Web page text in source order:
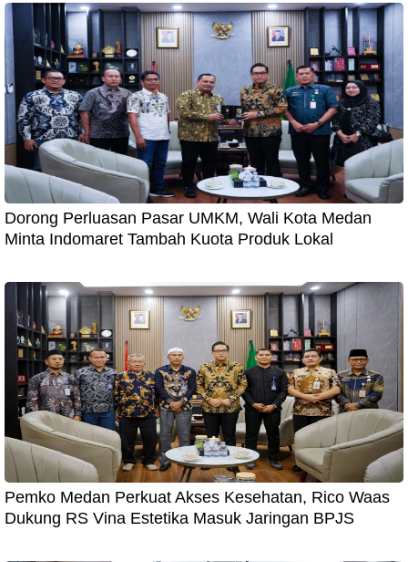
Dorong Perluasan Pasar UMKM, Wali Kota Medan
Minta Indomaret Tambah Kuota Produk Lokal
Pemko Medan Perkuat Akses Kesehatan, Rico Waas
Dukung RS Vina Estetika Masuk Jaringan BPJS